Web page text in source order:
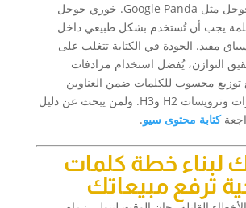
عبر خوارزميات جوجل مثل Google Panda. خوري جوجل
يجب أن تُستخدم بشكل طبيعي داخل
مفيد. الجودة في الكتابة تتغلب على
التوازن، يُفضل استخدام مرادفات
توزيع محسوب للكلمات ضمن العناوين
والوصفات والفقرات وترويسات H2 وH3. ولمن يبحث عن دليل
كتابة محتوى سيو.
لبناء خطة كلمات
ترفع مبيعاتك